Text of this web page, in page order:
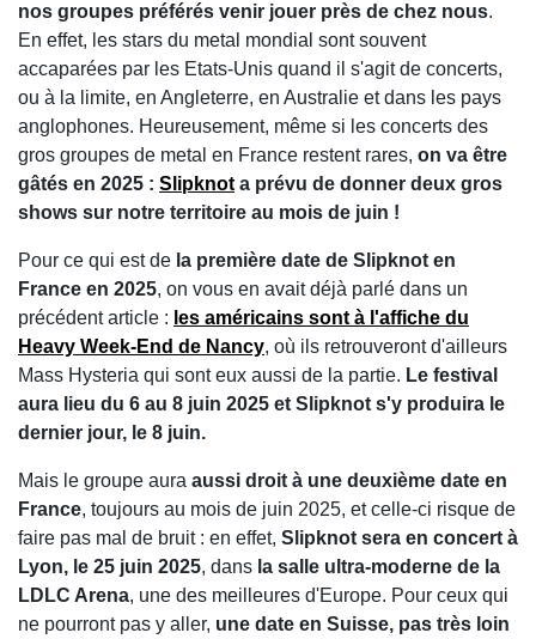
nos groupes préférés venir jouer près de chez nous.
En effet, les stars du metal mondial sont souvent
accaparées par les Etats-Unis quand il s'agit de concerts,
ou à la limite, en Angleterre, en Australie et dans les pays
anglophones. Heureusement, même si les concerts des
gros groupes de metal en France restent rares, on va être
gâtés en 2025 : Slipknot a prévu de donner deux gros
shows sur notre territoire au mois de juin !
Pour ce qui est de la première date de Slipknot en
France en 2025, on vous en avait déjà parlé dans un
précédent article : les américains sont à l'affiche du
Heavy Week-End de Nancy, où ils retrouveront d'ailleurs
Mass Hysteria qui sont eux aussi de la partie. Le festival
aura lieu du 6 au 8 juin 2025 et Slipknot s'y produira le
dernier jour, le 8 juin.
Mais le groupe aura aussi droit à une deuxième date en
France, toujours au mois de juin 2025, et celle-ci risque de
faire pas mal de bruit : en effet, Slipknot sera en concert à
Lyon, le 25 juin 2025, dans la salle ultra-moderne de la
LDLC Arena, une des meilleures d'Europe. Pour ceux qui
ne pourront pas y aller, une date en Suisse, pas très loin